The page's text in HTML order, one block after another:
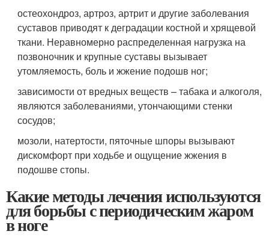
остеохондроз, артроз, артрит и другие заболевания
суставов приводят к деградации костной и хрящевой
ткани. Неравномерно распределенная нагрузка на
позвоночник и крупные суставы вызывает
утомляемость, боль и жжение подошв ног;
зависимости от вредных веществ – табака и алкоголя,
являются заболеваниями, утончающими стенки
сосудов;
мозоли, натертости, пяточные шпоры вызывают
дискомфорт при ходьбе и ощущение жжения в
подошве стопы.
Какие методы лечения используются
для борьбы с периодическим жаром
в ноге